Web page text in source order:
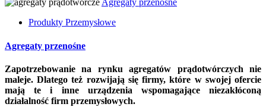
Agregaty przenośne
Produkty Przemysłowe
Agregaty przenośne
Zapotrzebowanie na rynku agregatów prądotwórczych nie
maleje. Dlatego też rozwijają się firmy, które w swojej ofercie
mają te i inne urządzenia wspomagające niezakłóconą
działalność firm przemysłowych.